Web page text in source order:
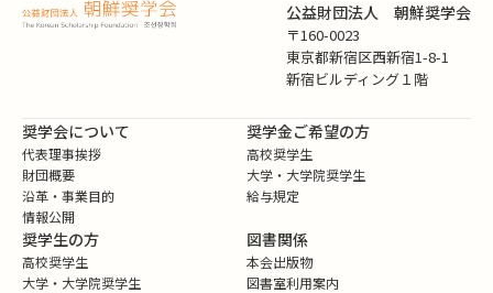
公益財団法人 朝鮮奨学会
〒160-0023
東京都新宿区西新宿1-8-1
新宿ビルディング１階
奨学会について
代表理事挨拶
財団概要
沿革・事業目的
情報公開
奨学金ご希望の方
高校奨学生
大学・大学院奨学生
給与規定
奨学生の方
高校奨学生
大学・大学院奨学生
図書関係
本会出版物
図書室利用案内